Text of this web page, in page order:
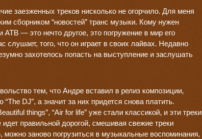
заезженных треков нисколько не огорчило. Для меня
сборником “новостей” транс музыки. Кому нужен
— это нечто другое, это погружение в мир его
слушает, того, что он играет в своих лайвах. Недавно
захотелось попасть на выступление и заслушать
тем, что Андре вставил в релиз композиции,
DJ”, а значит за них придется снова платить.
things”, “Air for life” уже стали классикой, и эти треки
правильной дорогой, смешивая свежие треки
заново погрузиться в музыкальные воспоминания,